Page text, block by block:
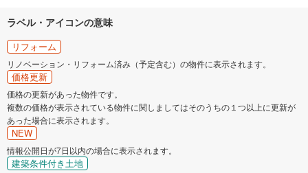
ラベル・アイコンの意味
リフォーム
リノベーション・リフォーム済み（予定含む）の物件に表示されます。
価格更新
価格の更新があった物件です。
複数の価格が表示されている物件に関しましてはそのうちの１つ以上に更新が
あった場合に表示されます。
NEW
情報公開日が7日以内の場合に表示されます。
建築条件付き土地